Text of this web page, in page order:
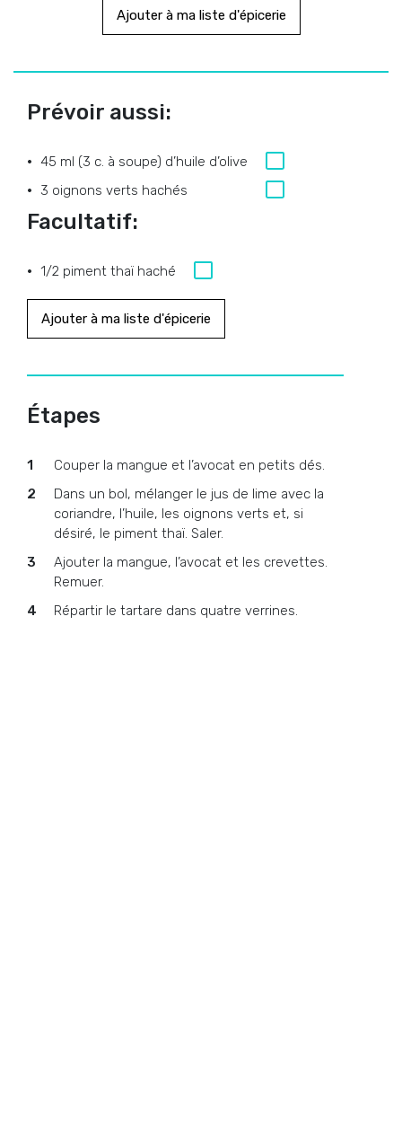
Ajouter à ma liste d'épicerie
Prévoir aussi:
45 ml (3 c. à soupe) d’huile d’olive
3 oignons verts hachés
Facultatif:
1/2 piment thaï haché
Ajouter à ma liste d'épicerie
Étapes
Couper la mangue et l’avocat en petits dés.
Dans un bol, mélanger le jus de lime avec la
coriandre, l’huile, les oignons verts et, si
désiré, le piment thaï. Saler.
Ajouter la mangue, l’avocat et les crevettes.
Remuer.
Répartir le tartare dans quatre verrines.